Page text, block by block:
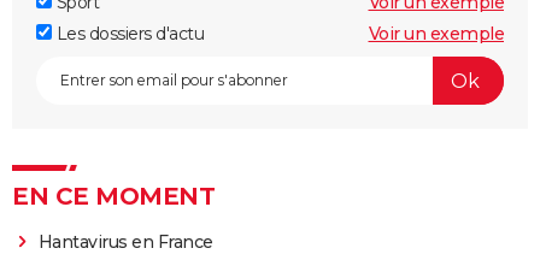
Les dossiers d'actu
Voir un exemple
EN CE MOMENT
Hantavirus en France